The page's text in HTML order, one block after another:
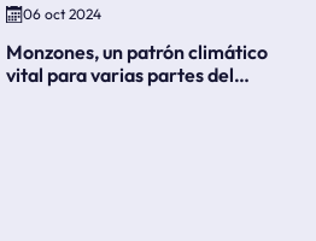
06 oct 2024
Monzones, un patrón climático
vital para varias partes del